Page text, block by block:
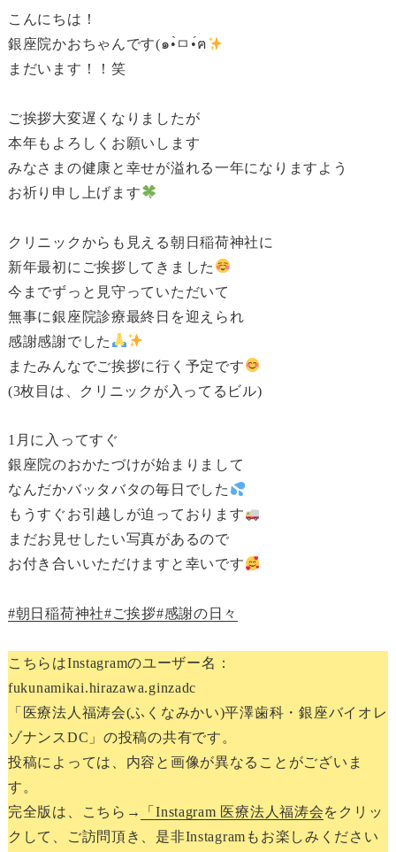
こんにちは！
銀座院かおちゃんです(๑•̀ㅁ•́ฅ
まだいます！！笑
ご挨拶大変遅くなりましたが
本年もよろしくお願いします
みなさまの健康と幸せが溢れる一年になりますよう
お祈り申し上げます
クリニックからも見える朝日稲荷神社に
新年最初にご挨拶してきました
今までずっと見守っていただいて
無事に銀座院診療最終日を迎えられ
感謝感謝でした
またみんなでご挨拶に行く予定です
(3枚目は、クリニックが入ってるビル)
1月に入ってすぐ
銀座院のおかたづけが始まりまして
なんだかバッタバタの毎日でした
もうすぐお引越しが迫っております
まだお見せしたい写真があるので
お付き合いいただけますと幸いです
#朝日稲荷神社#ご挨拶#感謝の日々
こちらはInstagramのユーザー名：
fukunamikai.hirazawa.ginzadc
「医療法人福涛会(ふくなみかい)平澤歯科・銀座バイオレ
ゾナンスDC」の投稿の共有です。
投稿によっては、内容と画像が異なることがございま
す。
完全版は、こちら→
「Instagram 医療法人福涛会をクリッ
クして、ご訪問頂き、是非Instagramもお楽しみください